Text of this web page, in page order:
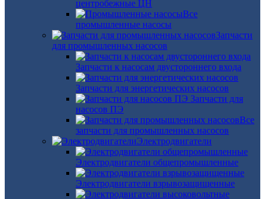
центробежные ЦН
Все
промышленные насосы
Запчасти
для промышленных насосов
Запчасти к насосам двустороннего входа
Запчасти для энергетических насосов
Запчасти для
насосов ПЭ
Все
запчасти для промышленных насосов
Электродвигатели
Электродвигатели общепромышленные
Электродвигатели взрывозащищенные